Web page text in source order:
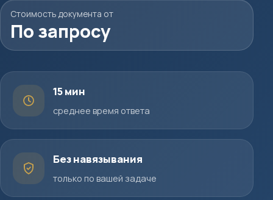
Стоимость документа от
По запросу
15 мин
среднее время ответа
Без навязывания
только по вашей задаче